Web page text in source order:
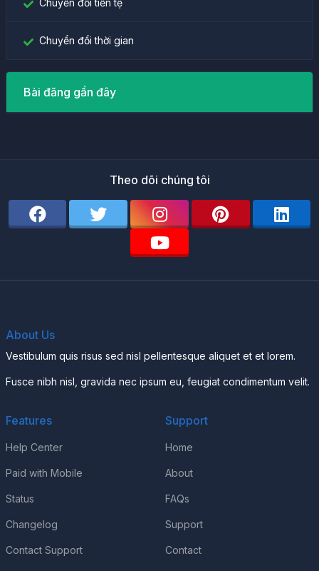
Chuyển đổi tiền tệ
Chuyển đổi thời gian
Bài đăng gần đây
Theo dõi chúng tôi
About Us
Vestibulum quis risus sed nisl pellentesque aliquet et et lorem.
Fusce nibh nisl, gravida nec ipsum eu, feugiat condimentum velit.
Features
Help Center
Paid with Mobile
Status
Changelog
Contact Support
Support
Home
About
FAQs
Support
Contact